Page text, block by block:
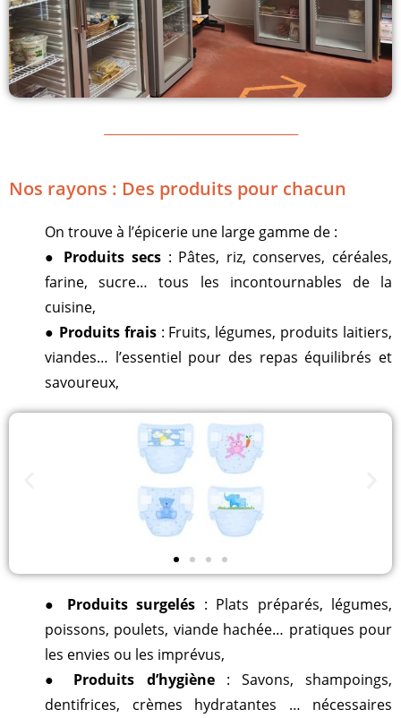
Nos rayons : Des produits pour chacun
On trouve à l’épicerie une large gamme de :
● Produits secs: Pâtes, riz, conserves, céréales,
farine, sucre… tous les incontournables de la
cuisine,
● Produits frais: Fruits, légumes, produits laitiers,
viandes… l’essentiel pour des repas équilibrés et
savoureux,
● Produits surgelés : Plats préparés, légumes,
poissons, poulets, viande hachée… pratiques pour
les envies ou les imprévus,
● Produits d’hygiène: Savons, shampoings,
dentifrices, crèmes hydratantes … nécessaires